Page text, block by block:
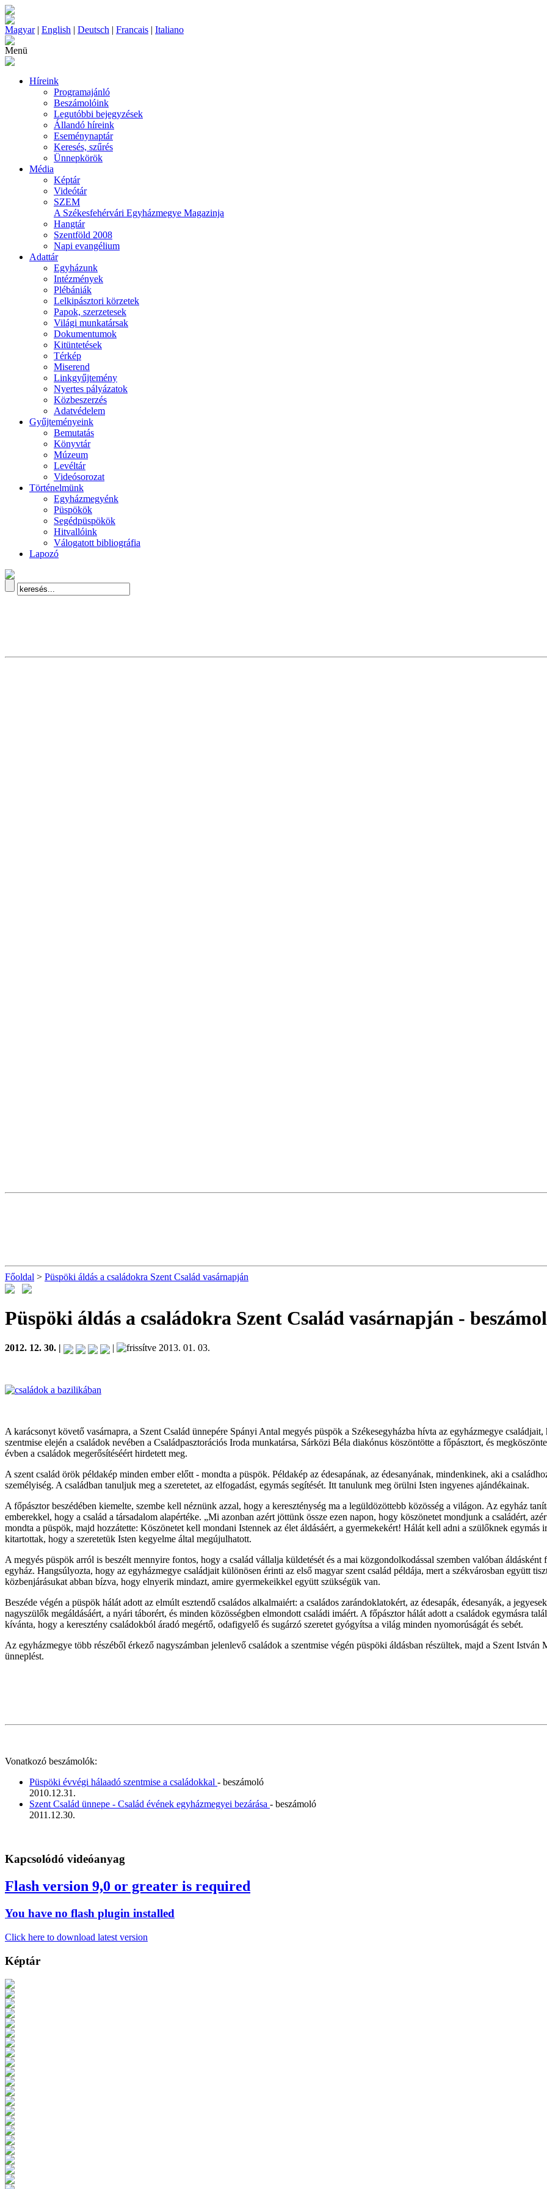
Magyar| English | Deutsch | Francais | Italiano
Menü
Híreink
Programajánló
Beszámolóink
Legutóbbi bejegyzések
Állandó híreink
Eseménynaptár
Keresés, szűrés
Ünnepkörök
Média
Képtár
Videótár
SZEM
A Székesfehérvári Egyházmegye Magazinja
Hangtár
Szentföld 2008
Napi evangélium
Adattár
Egyházunk
Intézmények
Plébániák
Lelkipásztori körzetek
Papok, szerzetesek
Világi munkatársak
Dokumentumok
Kitüntetések
Térkép
Miserend
Linkgyűjtemény
Nyertes pályázatok
Közbeszerzés
Adatvédelem
Gyűjteményeink
Bemutatás
Könyvtár
Múzeum
Levéltár
Videósorozat
Történelmünk
Egyházmegyénk
Püspökök
Segédpüspökök
Hitvallóink
Válogatott bibliográfia
Lapozó
Főoldal > Püspöki áldás a családokra Szent Család vasárnapján
Püspöki áldás a családokra Szent Család vasárnapján -
2012. 12. 30. | | 2013. 01. 03.
A karácsonyt követő vasárnapra, a Szent Család ünnepére Spányi Antal megyés püspök a Székesegyházba hívta az egyházmegye
szentmise elején a családok nevében a Családpasztorációs Iroda munkatársa, Sárközi Béla diakónus köszöntötte a főpásztort, és
évben a családok megerősítéséért hirdetett meg.
A szent család örök példakép minden ember előtt - mondta a püspök. Példakép az édesapának, az édesanyának, mindenkinek, aki a
személyiség. A családban tanuljuk meg a szeretetet, az elfogadást, egymás segítését. Itt tanulunk meg örülni Isten ingyenes ajándékainak.
A főpásztor beszédében kiemelte, szembe kell néznünk azzal, hogy a kereszténység ma a legüldözöttebb közösség a világon. Az egyház
emberekkel, hogy a család a társadalom alapértéke. „Mi azonban azért jöttünk össze ezen napon, hogy köszönetet mondjunk a családért,
mondta a püspök, majd hozzátette: Köszönetet kell mondani Istennek az élet áldásáért, a gyermekekért! Hálát kell adni a szülőknek egymás
kitartottak, hogy a szeretetük Isten kegyelme által megújulhatott.
A megyés püspök arról is beszélt mennyire fontos, hogy a család vállalja küldetését és a mai közgondolkodással szemben valóban
egyház. Hangsúlyozta, hogy az egyházmegye családjait különösen érinti az első magyar szent család példája, mert a székvárosban együtt
közbenjárásukat abban bízva, hogy elnyerik mindazt, amire gyermekeikkel együtt szükségük van.
Beszéde végén a püspök hálát adott az elmúlt esztendő családos alkalmaiért: a családos zarándoklatokért, az édesapák, édesanyák, a
nagyszülők megáldásáért, a nyári táborért, és minden közösségben elmondott családi imáért. A főpásztor hálát adott a családok egymásra
kívánta, hogy a keresztény családokból áradó megértő, odafigyelő és sugárzó szeretet gyógyítsa a világ minden nyomorúságát és sebét.
Az egyházmegye több részéből érkező nagyszámban jelenlevő családok a szentmise végén püspöki áldásban részültek, majd a Szent
ünneplést.
Vonatkozó beszámolók:
Püspöki évvégi hálaadó szentmise a családokkal - beszámoló
2010.12.31.
Szent Család ünnepe - Család évének egyházmegyei bezárása - beszámoló
2011.12.30.
Kapcsolódó videóanyag
Flash version 9,0 or greater is required
You have no flash plugin installed
Click here to download latest version
Képtár